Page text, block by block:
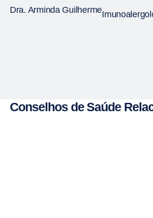
Dra. Arminda Guilherme
Conselhos de Saúde